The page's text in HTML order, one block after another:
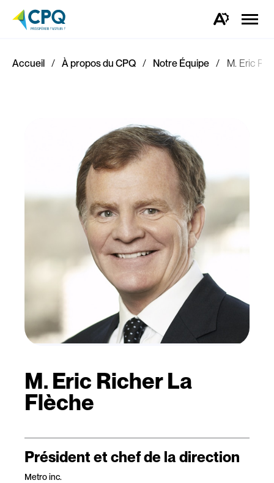
Ouvrez
d'accessibilité.
la
Accueil À propos du CPQ Notre Équipe M. Eric
M. Eric Richer La
Flèche
Président et chef de la direction
Metro inc.